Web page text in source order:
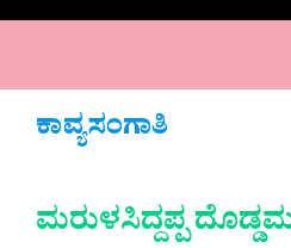
ಕಾವ್ಯಸಂಗಾತಿ
ಮರುಳಸಿದ್ದಪ್ಪ